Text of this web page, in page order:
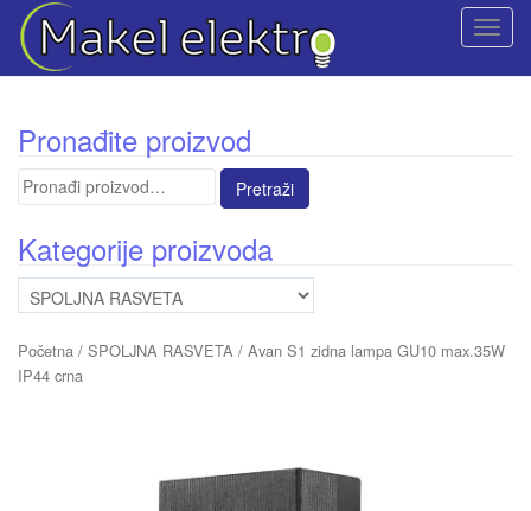
T
t
Pronađite proizvod
Pretraga
Kategorije proizvoda
Početna / SPOLJNA RASVETA / Avan S1 zidna lampa GU10 max.35W
IP44 crna